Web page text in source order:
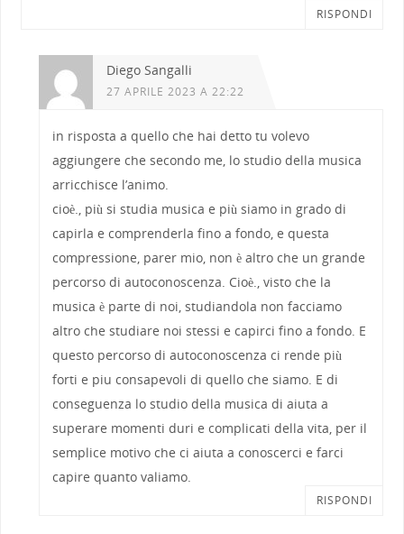
RISPONDI
Diego Sangalli
27 APRILE 2023 A 22:22
in risposta a quello che hai detto tu volevo
aggiungere che secondo me, lo studio della musica
arricchisce l’animo.
cioè., più si studia musica e più siamo in grado di
capirla e comprenderla fino a fondo, e questa
compressione, parer mio, non è altro che un grande
percorso di autoconoscenza. Cioè., visto che la
musica è parte di noi, studiandola non facciamo
altro che studiare noi stessi e capirci fino a fondo. E
questo percorso di autoconoscenza ci rende più
forti e piu consapevoli di quello che siamo. E di
conseguenza lo studio della musica di aiuta a
superare momenti duri e complicati della vita, per il
semplice motivo che ci aiuta a conoscerci e farci
capire quanto valiamo.
RISPONDI